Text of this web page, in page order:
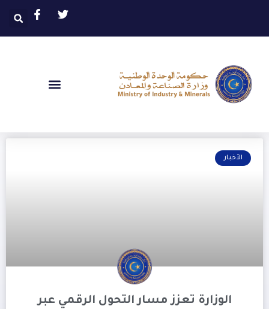
الأخبار
الوزارة تعزز مسار التحول الرقمي عبر